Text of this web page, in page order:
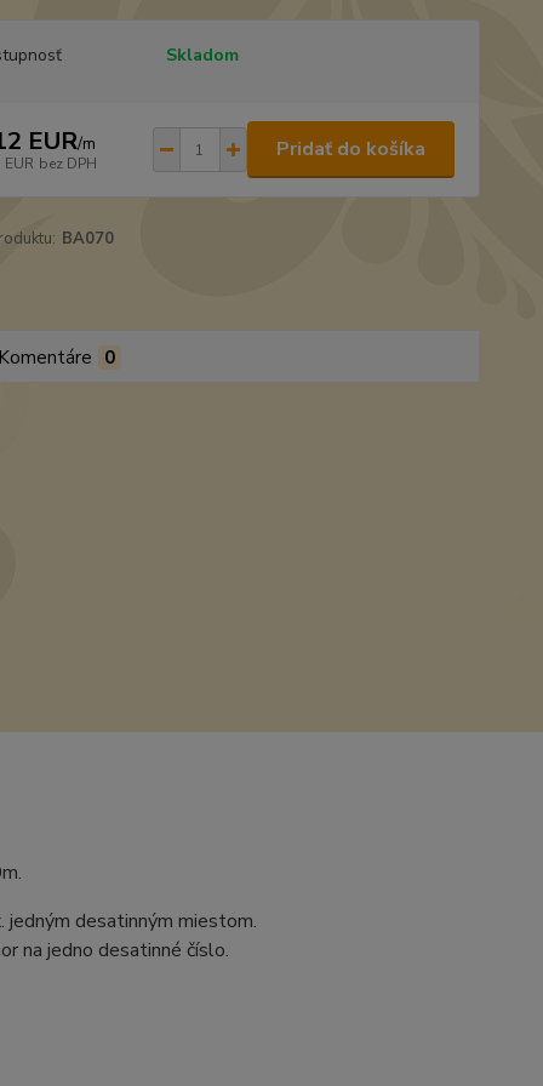
Skladom
EUR/m
bez DPH
Pridať do košíka
BA070
0
desatinným miestom.
na jedno desatinné číslo.